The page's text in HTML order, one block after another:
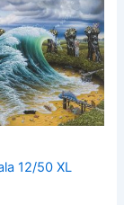
12/50 XL